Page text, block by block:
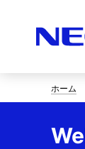
サ
イ
ホーム